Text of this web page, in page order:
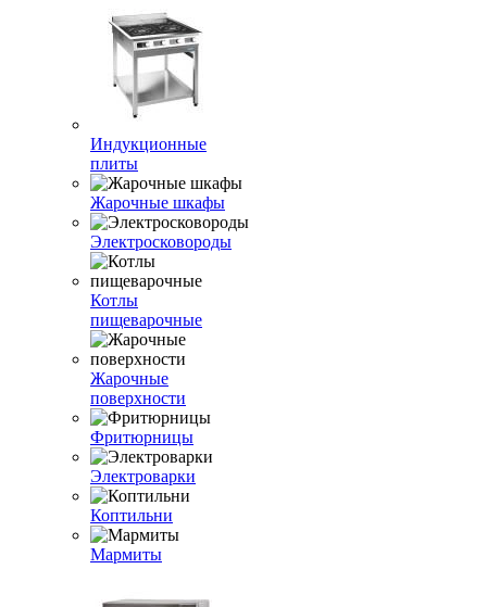
Индукционные
плиты
Жарочные шкафы
Электросковороды
Котлы
пищеварочные
Жарочные
поверхности
Фритюрницы
Электроварки
Коптильни
Мармиты